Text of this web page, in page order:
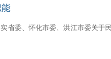
省委、怀化市委、洪江市委关于